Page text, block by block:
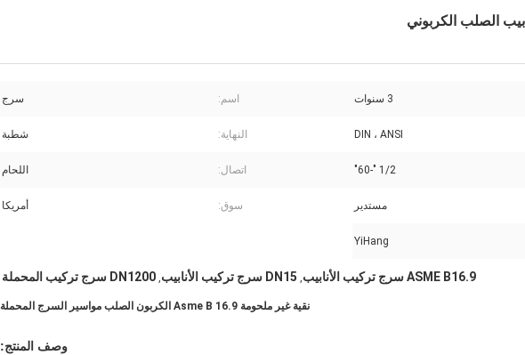
3 سنوات اسم: سرج
DIN ، ANSI النهاية: شطبة
1/2 "-60" اتصال: اللحام
مستدير سوق: أمريكا
YiHang
ASME B16.9 سرج تركيب الأنابيب , DN15 سرج تركيب الأنابيب , DN1200 سرج تركيب المحملة
نقية غير ملحومة Asme B 16.9 الكربون الصلب مواسير السرج المحملة
وصف المنتج: